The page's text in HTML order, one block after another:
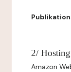
2/
Amazon